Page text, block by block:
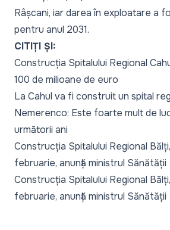
Râșcani, iar darea în exploatare a
pentru anul 2031.
CITIȚI ȘI:
Construcția Spitalului Regional
100 de milioane de euro
La Cahul va fi construit un spital
Nemerenco: Este foarte mult de
următorii ani
Construcția Spitalului Regional
februarie, anunță ministrul Sănătății
Construcția Spitalului Regional
februarie, anunță ministrul Sănătății